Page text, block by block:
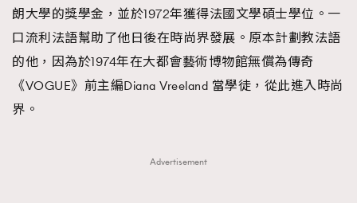
朗大學的獎學金，並於1972年獲得法國文學碩士學位。一
口流利法語幫助了他日後在時尚界發展。原本計劃教法語
的他，因為於1974年在大都會藝術博物館無償為傳奇
《VOGUE》前主編Diana Vreeland 當學徒，從此進入時尚
界。
Advertisement